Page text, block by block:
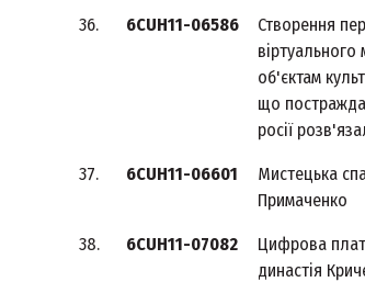
36. 6CUH11-06586
Створення
об'єктам
що
росії
37. 6CUH11-06601
Мистецька
Примаченко
38. 6CUH11-07082
Цифрова
династія